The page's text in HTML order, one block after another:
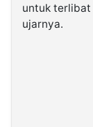
untuk terlibat
ujarnya.